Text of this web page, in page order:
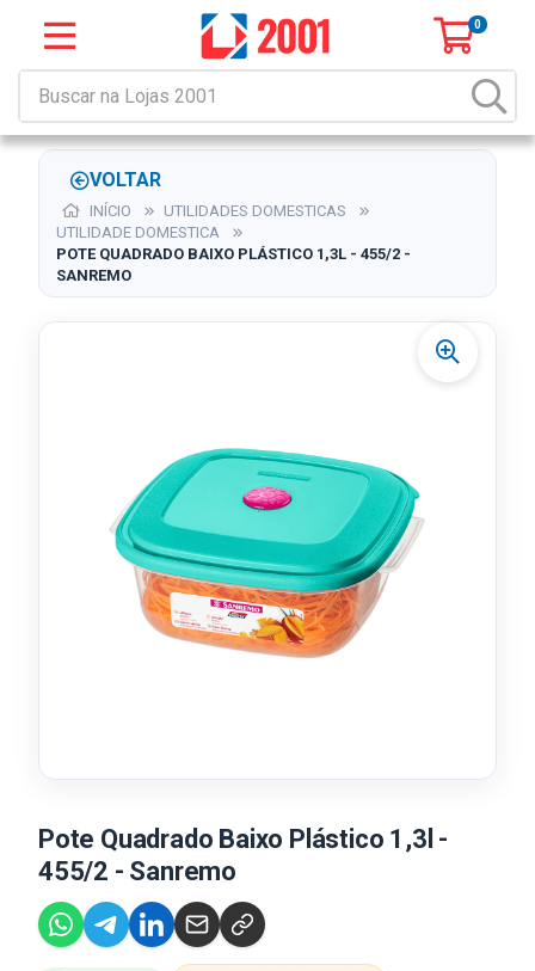
0
VOLTAR
INÍCIO
UTILIDADES DOMESTICAS
UTILIDADE DOMESTICA
POTE QUADRADO BAIXO PLÁSTICO 1,3L - 455/2 -
SANREMO
Pote Quadrado Baixo Plástico 1,3l -
455/2 - Sanremo